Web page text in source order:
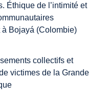
Éthique de l’intimité et
à Bojayá (Colombie)
collectifs et
victimes de la Grande